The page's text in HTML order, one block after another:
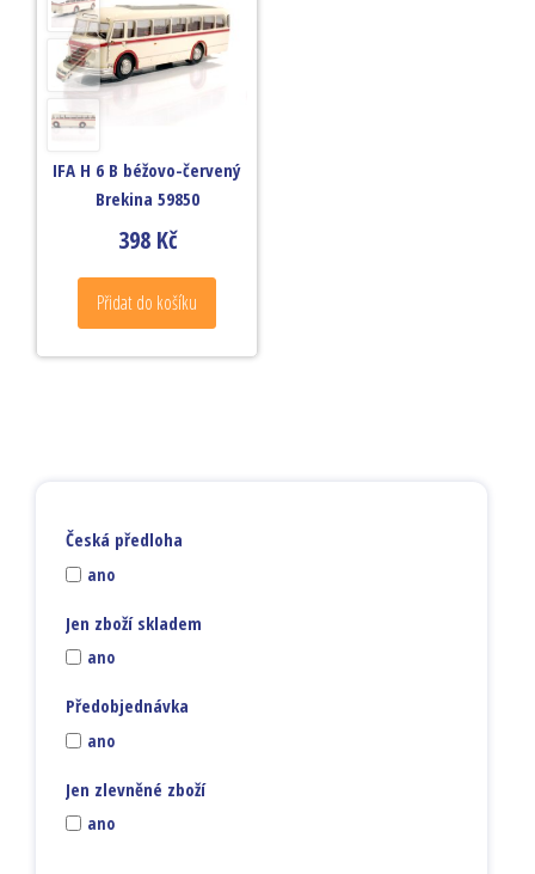
IFA H 6 B béžovo-červený
Brekina 59850
398 Kč
Přidat do košíku
Česká předloha
ano
Jen zboží skladem
ano
Předobjednávka
ano
Jen zlevněné zboží
ano